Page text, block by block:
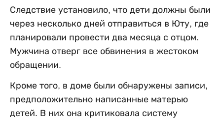
Следствие установило, что дети должны были
через несколько дней отправиться в Юту, где
планировали провести два месяца с отцом.
Мужчина отверг все обвинения в жестоком
обращении.
Кроме того, в доме были обнаружены записи,
предположительно написанные матерью
детей. В них она критиковала систему